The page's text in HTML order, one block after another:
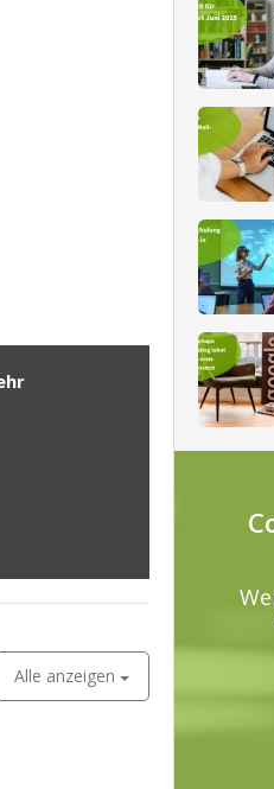
Alle anzeigen